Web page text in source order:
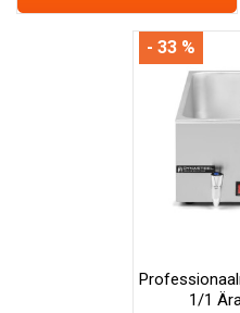
1/1
- 33 %